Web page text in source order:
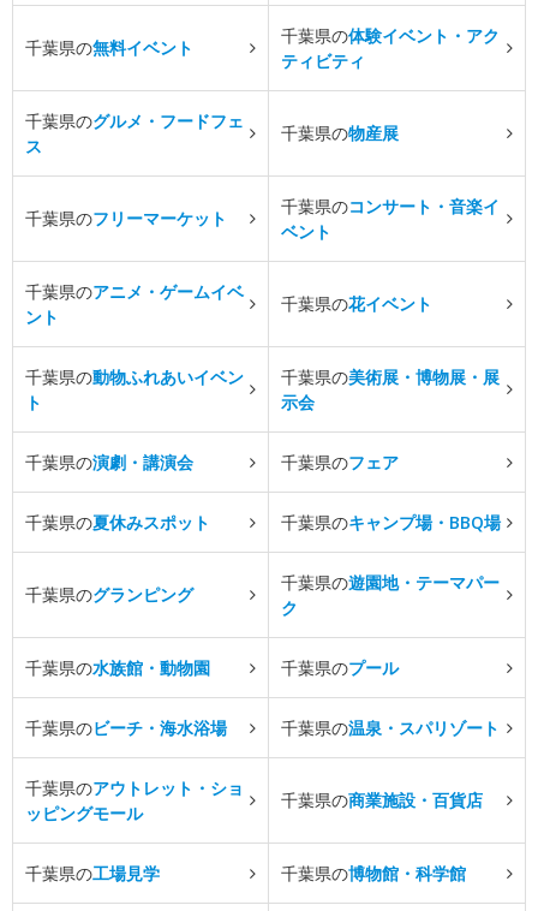
千葉県の無料イベント
千葉県の体験イベント・アク
ティビティ
千葉県のグルメ・フードフェ
ス
千葉県の物産展
千葉県のフリーマーケット
千葉県のコンサート・音楽イ
ベント
千葉県のアニメ・ゲームイベ
ント
千葉県の花イベント
千葉県の動物ふれあいイベン
ト
千葉県の美術展・博物展・展
示会
千葉県の演劇・講演会 千葉県のフェア
千葉県の夏休みスポット 千葉県のキャンプ場・BBQ場
千葉県のグランピング
千葉県の遊園地・テーマパー
ク
千葉県の水族館・動物園 千葉県のプール
千葉県のビーチ・海水浴場 千葉県の温泉・スパリゾート
千葉県のアウトレット・ショ
ッピングモール
千葉県の商業施設・百貨店
千葉県の工場見学 千葉県の博物館・科学館